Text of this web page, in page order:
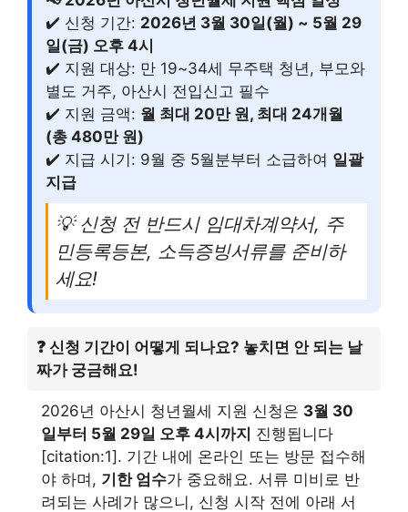
✔️ 신청 기간: 2026년 3월 30일(월) ~ 5월 29
일(금) 오후 4시
✔️ 지원 대상: 만 19~34세 무주택 청년, 부모와
별도 거주, 아산시 전입신고 필수
✔️ 지원 금액: 월 최대 20만 원, 최대 24개월
(총 480만 원)
✔️ 지급 시기: 9월 중 5월분부터 소급하여 일괄
지급
💡 신청 전 반드시 임대차계약서, 주
민등록등본, 소득증빙서류를 준비하
세요!
❓ 신청 기간이 어떻게 되나요? 놓치면 안 되는 날
짜가 궁금해요!
2026년 아산시 청년월세 지원 신청은 3월 30
일부터 5월 29일 오후 4시까지 진행됩니다
[citation:1]. 기간 내에 온라인 또는 방문 접수해
야 하며, 기한 엄수가 중요해요. 서류 미비로 반
려되는 사례가 많으니, 신청 시작 전에 아래 서